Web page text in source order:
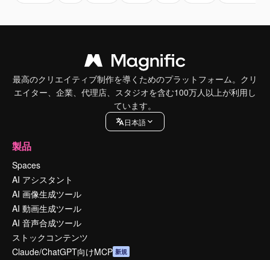
最高のクリエイティブ制作を導くためのプラットフォーム。クリ
エイター、企業、代理店、スタジオを含む100万人以上が利用し
ています。
日本語
製品
Spaces
AI アシスタント
AI 画像生成ツール
AI 動画生成ツール
AI 音声合成ツール
ストックコンテンツ
Claude/ChatGPT向けMCP 新規